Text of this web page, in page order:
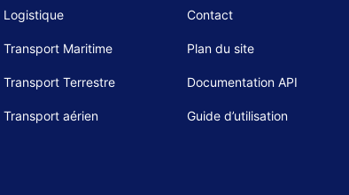
Logistique
Transport Maritime
Transport Terrestre
Transport aérien
Contact
Plan du site
Documentation API
Guide d’utilisation